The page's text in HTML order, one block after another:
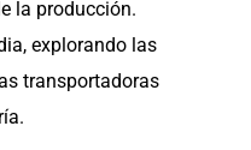
la producción.
explorando las
transportadoras